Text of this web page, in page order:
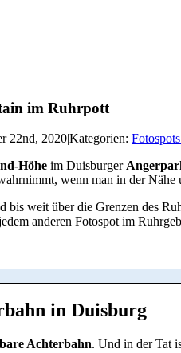
im Ruhrpott
22nd, 2020|Kategorien:
Höhe im Duisburger
wenn man in der Nähe
bis weit über die Grenzen des
anderen Fotospot im
in Duisburg
Achterbahn. Und in der Tat